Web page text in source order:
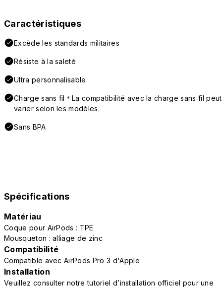
Caractéristiques
Excède les standards militaires
Résiste à la saleté
Ultra personnalisable
Charge sans fil＊La compatibilité avec la charge sans fil peut
varier selon les modèles.
Sans BPA
Spécifications
Matériau
Coque pour AirPods : TPE
Mousqueton : alliage de zinc
Compatibilité
Compatible avec AirPods Pro 3 d'Apple
Installation
Veuillez consulter notre tutoriel d’installation officiel pour une